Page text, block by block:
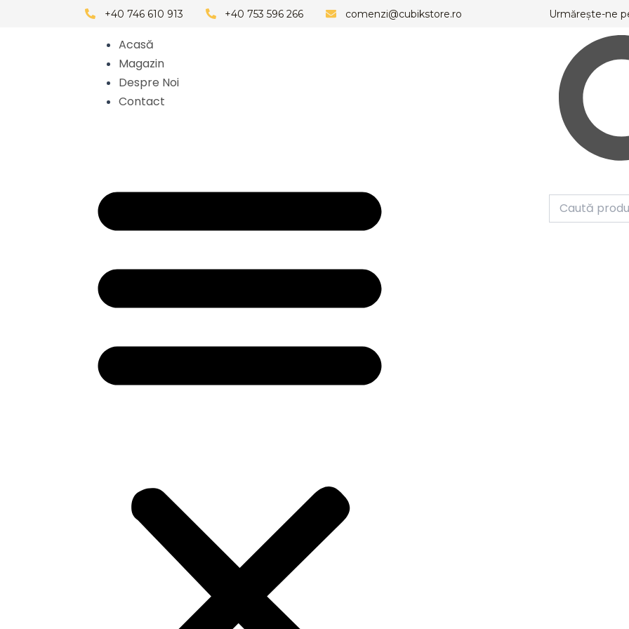
+40 746 610 913 +40 753 596 266 comenzi@cubikstore.ro Urmărește-ne
Acasă
Magazin
Despre Noi
Contact
Caută